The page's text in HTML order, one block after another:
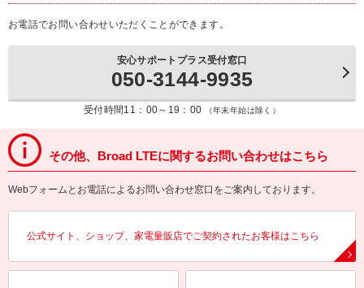
お電話でお問い合わせいただくことができます。
安心サポートプラス受付窓口
050-3144-9935
受付時間11：00～19：00 （年末年始は除く）
その他、Broad LTEに関するお問い合わせはこちら
Webフォームとお電話によるお問い合わせ窓口をご案内しております。
公式サイト、ショップ、家電量販店でご契約されたお客様はこちら